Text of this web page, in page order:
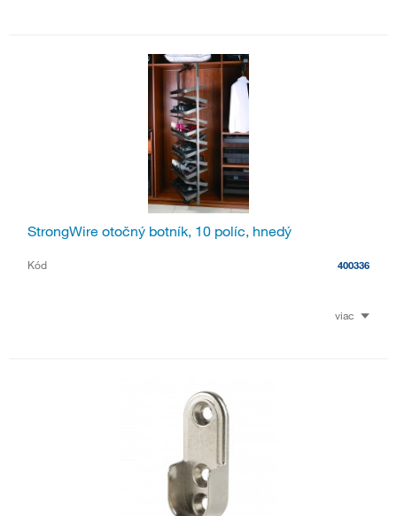
StrongWire otočný botník, 10 políc, hnedý
Kód 400336
viac